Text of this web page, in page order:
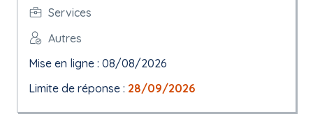
Services
Autres
Mise en ligne : 08/08/2026
Limite de réponse : 28/09/2026